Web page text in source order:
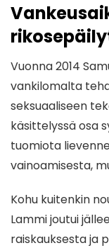
Vuonna 2014
vankilomalta
seksuaaliseen
käsittelyssä osa
tuomiota
vainoamisesta,
Kohu kuitenkin
Lammi joutui
raiskauksesta ja